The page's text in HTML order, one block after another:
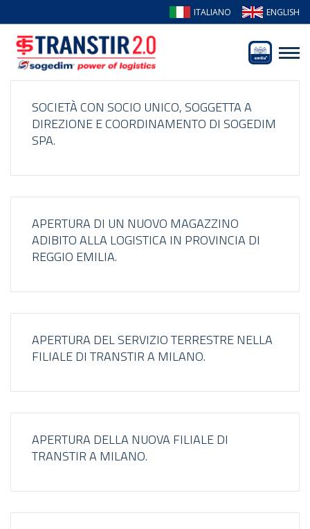
ITALIANO ENGLISH
​​SOCIETÀ CON SOCIO UNICO, SOGGETTA A
DIREZIONE E COORDINAMENTO DI SOGEDIM
SPA.
​​APERTURA DI UN NUOVO MAGAZZINO
ADIBITO ALLA LOGISTICA IN PROVINCIA DI
REGGIO EMILIA.
​​APERTURA DEL SERVIZIO TERRESTRE NELLA
FILIALE DI TRANSTIR A MILANO.
​​APERTURA DELLA NUOVA FILIALE DI
TRANSTIR A MILANO.